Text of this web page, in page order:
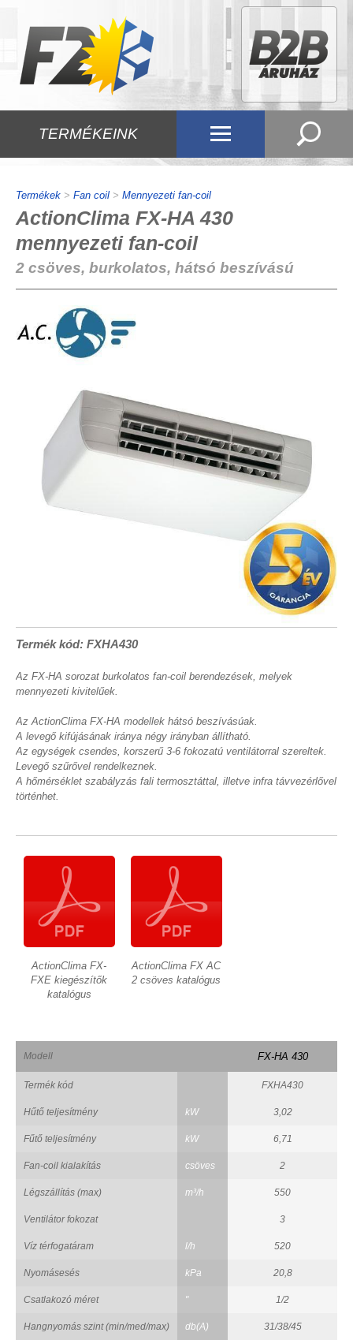
TERMÉKEINK
Termékek > Fan coil > Mennyezeti fan-coil
ActionClima FX-HA 430
mennyezeti fan-coil
2 csöves, burkolatos, hátsó beszívású
Termék kód: FXHA430
Az FX-HA sorozat burkolatos fan-coil berendezések, melyek
mennyezeti kivitelűek.
Az ActionClima FX-HA modellek hátsó beszívásúak.
A levegő kifújásának iránya négy irányban állítható.
Az egységek csendes, korszerű 3-6 fokozatú ventilátorral szereltek.
Levegő szűrővel rendelkeznek.
A hőmérséklet szabályzás fali termosztáttal, illetve infra távvezérlővel
történhet.
ActionClima FX-
FXE kiegészítők
katalógus
ActionClima FX AC
2 csöves katalógus
Modell FX-HA 430
Termék kód FXHA430
Hűtő teljesítmény kW 3,02
Fűtő teljesítmény kW 6,71
Fan-coil kialakítás csöves 2
Légszállítás (max) m³/h 550
Ventilátor fokozat 3
Víz térfogatáram l/h 520
Nyomásesés kPa 20,8
Csatlakozó méret " 1/2
Hangnyomás szint (min/med/max) db(A) 31/38/45